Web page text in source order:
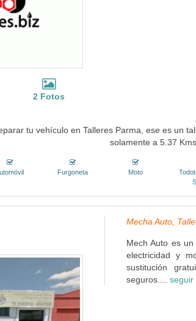
2 Fotos
tu vehículo en Talleres Parma, ese es un
solamente a 5.37 Kms.
Furgoneta Moto
Mecha Auto,
Mech Auto es
electricidad y
sustitución
seguros.... seguir